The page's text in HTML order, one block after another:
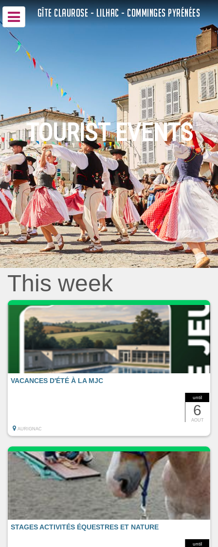
GÎTE CLAUROSE - LILHAC - COMMINGES PYRÉNÉES
TOURIST EVENTS
This week
until
6
AOUT
VACANCES D'ÉTÉ À LA MJC
AURIGNAC
until
STAGES ACTIVITÉS ÉQUESTRES ET NATURE